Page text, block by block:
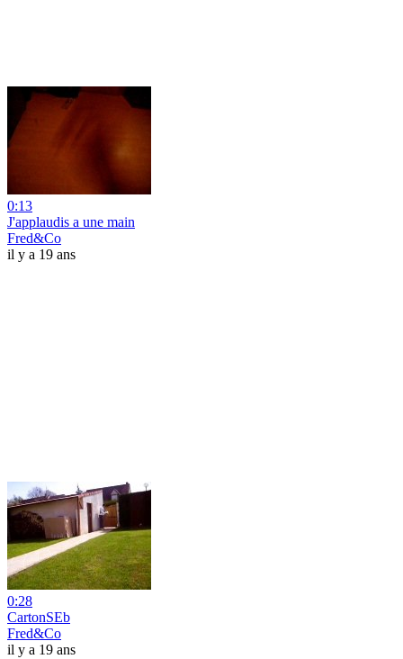
0:13
J'applaudis a une main
Fred&Co
il y a 19 ans
0:28
CartonSEb
Fred&Co
il y a 19 ans